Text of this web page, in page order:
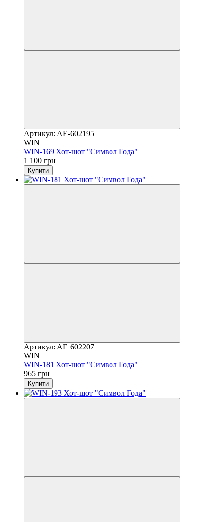
Артикул: AE-602195
WIN
WIN-169 Хот-шот "Символ Года"
1 100 грн
Купити
Артикул: AE-602207
WIN
WIN-181 Хот-шот "Символ Года"
965 грн
Купити